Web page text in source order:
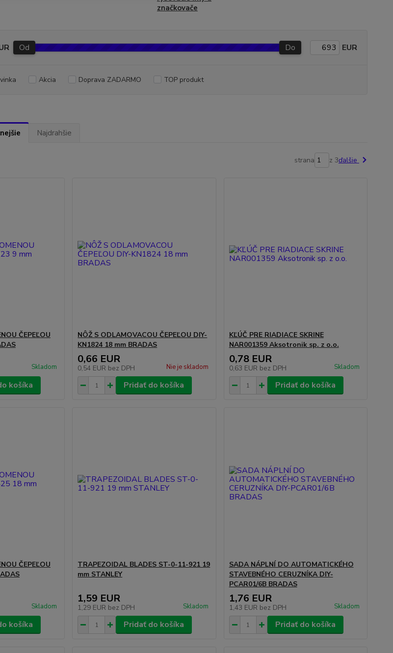
značkovače
Od Do EUR
Akcia Doprava ZADARMO TOP produkt
Najdrahšie
strana z 3ďalšie
ČEPEĽOU
Skladom
košíka
NÔŽ S ODLAMOVACOU ČEPEĽOU DIY-
KN1824 18 mm BRADAS
0,66 EUR
0,54 EUR bez DPH Nie je skladom
Pridať do košíka
KĽÚČ PRE RIADIACE SKRINE
NAR001359 Aksotronik sp. z o.o.
0,78 EUR
0,63 EUR bez DPH Skladom
Pridať do košíka
ČEPEĽOU
Skladom
košíka
TRAPEZOIDAL BLADES ST-0-11-921 19
mm STANLEY
1,59 EUR
1,29 EUR bez DPH Skladom
Pridať do košíka
SADA NÁPLNÍ DO AUTOMATICKÉHO
STAVEBNÉHO CERUZNÍKA DIY-
PCAR01/6B BRADAS
1,76 EUR
1,43 EUR bez DPH Skladom
Pridať do košíka